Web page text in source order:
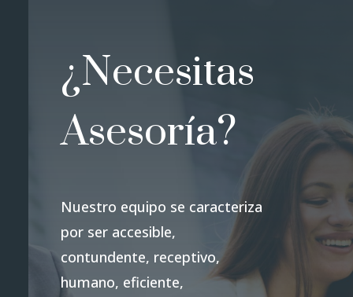
¿Necesitas
Asesoría?
Nuestro equipo se caracteriza
por ser accesible,
contundente, receptivo,
humano, eficiente,